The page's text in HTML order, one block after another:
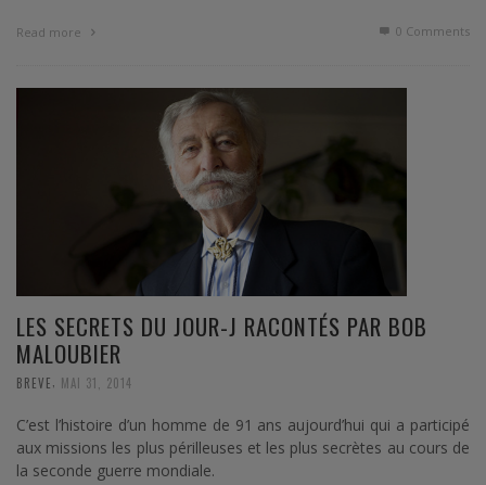
Read more 0 Comments
LES SECRETS DU JOUR-J RACONTÉS PAR BOB
MALOUBIER
BREVE, MAI 31, 2014
C’est l’histoire d’un homme de 91 ans aujourd’hui qui a participé
aux missions les plus périlleuses et les plus secrètes au cours de
la seconde guerre mondiale.